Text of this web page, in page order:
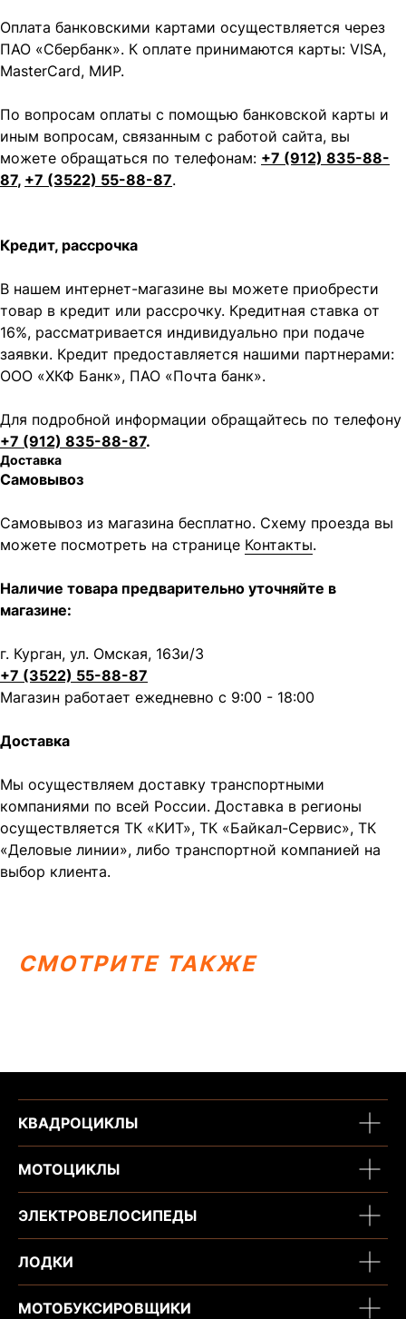
Оплата банковскими картами осуществляется через
ПАО «Сбербанк». К оплате принимаются карты: VISA,
MasterCard, МИР.
По вопросам оплаты с помощью банковской карты и
иным вопросам, связанным с работой сайта, вы
можете обращаться по телефонам: +7 (912) 835-88-
87, +7 (3522) 55-88-87.
Кредит, рассрочка
В нашем интернет-магазине вы можете приобрести
товар в кредит или рассрочку. Кредитная ставка от
16%, рассматривается индивидуально при подаче
заявки. Кредит предоставляется нашими партнерами:
ООО «ХКФ Банк», ПАО «Почта банк».
Для подробной информации обращайтесь по телефону
+7 (912) 835-88-87.
Доставка
Самовывоз
Самовывоз из магазина бесплатно. Схему проезда вы
можете посмотреть на странице Контакты.
Наличие товара предварительно уточняйте в
магазине:
г. Курган, ул. Омская, 163и/3
+7 (3522) 55-88-87
Магазин работает ежедневно с 9:00 - 18:00
Доставка
Мы осуществляем доставку транспортными
компаниями по всей России. Доставка в регионы
осуществляется ТК «КИТ», ТК «Байкал-Сервис», ТК
«Деловые линии», либо транспортной компанией на
выбор клиента.
СМОТРИТЕ ТАКЖЕ
КВАДРОЦИКЛЫ
МОТОЦИКЛЫ
ЭЛЕКТРОВЕЛОСИПЕДЫ
ЛОДКИ
МОТОБУКСИРОВЩИКИ
Написать в MAX